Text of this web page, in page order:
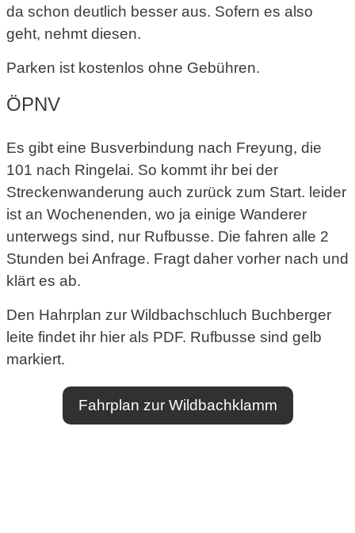
da schon deutlich besser aus. Sofern es also
geht, nehmt diesen.
Parken ist kostenlos ohne Gebühren.
ÖPNV
Es gibt eine Busverbindung nach Freyung, die
101 nach Ringelai. So kommt ihr bei der
Streckenwanderung auch zurück zum Start. leider
ist an Wochenenden, wo ja einige Wanderer
unterwegs sind, nur Rufbusse. Die fahren alle 2
Stunden bei Anfrage. Fragt daher vorher nach und
klärt es ab.
Den Hahrplan zur Wildbachschluch Buchberger
leite findet ihr hier als PDF. Rufbusse sind gelb
markiert.
Fahrplan zur Wildbachklamm